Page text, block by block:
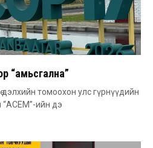
“амьсгална”
дэлхийн томоохон улс гүрнүүдийн
“АСЕМ”-ийн дэ